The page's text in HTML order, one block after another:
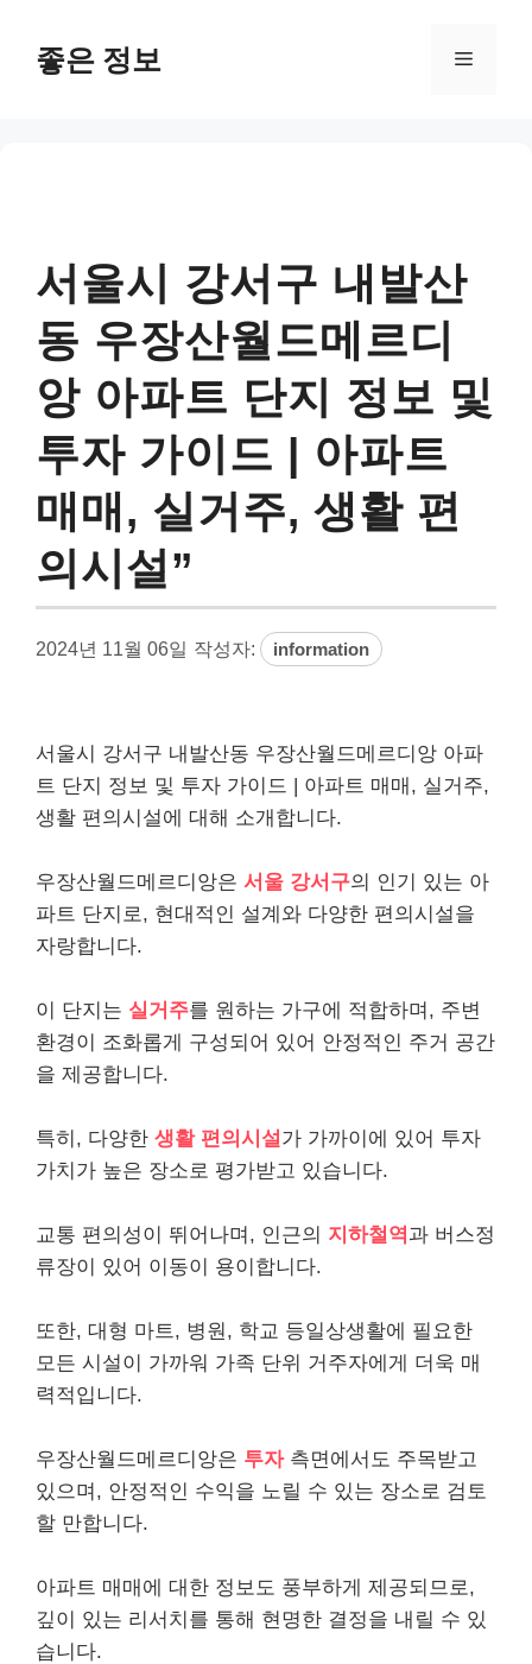
좋은 정보 메
서울시 강서구 내발산
동 우장산월드메르디
앙 아파트 단지 정보 및
투자 가이드 | 아파트
매매, 실거주, 생활 편
의시설”
2024년 11월 06일 작성자: information
서울시 강서구 내발산동 우장산월드메르디앙 아파
트 단지 정보 및 투자 가이드 | 아파트 매매, 실거주,
생활 편의시설에 대해 소개합니다.
우장산월드메르디앙은 서울 강서구의 인기 있는 아
파트 단지로, 현대적인 설계와 다양한 편의시설을
자랑합니다.
이 단지는 실거주를 원하는 가구에 적합하며, 주변
환경이 조화롭게 구성되어 있어 안정적인 주거 공간
을 제공합니다.
특히, 다양한 생활 편의시설 가 가까이에 있어 투자
가치가 높은 장소로 평가받고 있습니다.
교통 편의성이 뛰어나며, 인근의 지하철역 과 버스정
류장이 있어 이동이 용이합니다.
또한, 대형 마트, 병원, 학교 등일상생활에 필요한
모든 시설이 가까워 가족 단위 거주자에게 더욱 매
력적입니다.
우장산월드메르디앙은 투자측면에서도 주목받고
있으며, 안정적인 수익을 노릴 수 있는 장소로 검토
할 만합니다.
아파트 매매에 대한 정보도 풍부하게 제공되므로,
깊이 있는 리서치를 통해 현명한 결정을 내릴 수 있
습니다.